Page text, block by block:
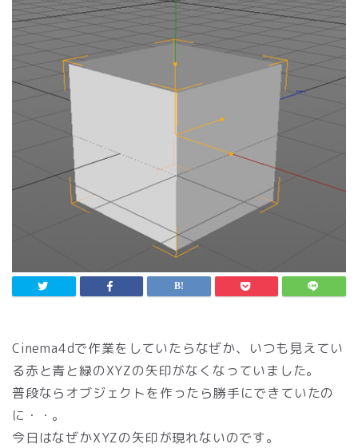
Cinema4dで作業をしていたらなぜか、いつも見えてい
る赤と青と緑のXYZの矢印がなくなっていました。
普段ならオブジェクトを作ったら勝手にできていたの
に・・。
今日はなぜかXYZの矢印が現れないのです。